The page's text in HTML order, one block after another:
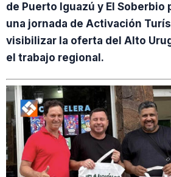
de Puerto Iguazú y El Soberbio
una jornada de Activación
visibilizar la oferta del Alto
el trabajo regional.